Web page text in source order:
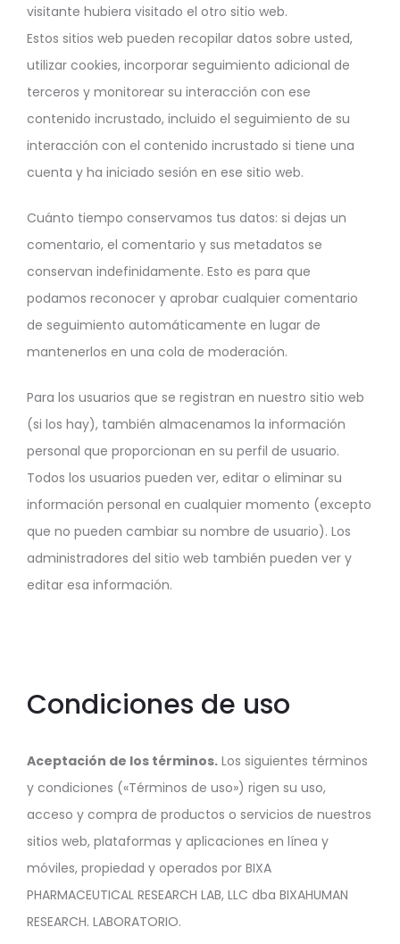
visitante hubiera visitado el otro sitio web.
Estos sitios web pueden recopilar datos sobre usted,
utilizar cookies, incorporar seguimiento adicional de
terceros y monitorear su interacción con ese
contenido incrustado, incluido el seguimiento de su
interacción con el contenido incrustado si tiene una
cuenta y ha iniciado sesión en ese sitio web.
Cuánto tiempo conservamos tus datos: si dejas un
comentario, el comentario y sus metadatos se
conservan indefinidamente. Esto es para que
podamos reconocer y aprobar cualquier comentario
de seguimiento automáticamente en lugar de
mantenerlos en una cola de moderación.
Para los usuarios que se registran en nuestro sitio web
(si los hay), también almacenamos la información
personal que proporcionan en su perfil de usuario.
Todos los usuarios pueden ver, editar o eliminar su
información personal en cualquier momento (excepto
que no pueden cambiar su nombre de usuario). Los
administradores del sitio web también pueden ver y
editar esa información.
Condiciones de uso
Aceptación de los términos. Los siguientes términos
y condiciones («Términos de uso») rigen su uso,
acceso y compra de productos o servicios de nuestros
sitios web, plataformas y aplicaciones en línea y
móviles, propiedad y operados por BIXA
PHARMACEUTICAL RESEARCH LAB, LLC dba BIXAHUMAN
RESEARCH. LABORATORIO.